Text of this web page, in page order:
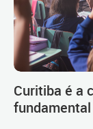
Curitiba é a